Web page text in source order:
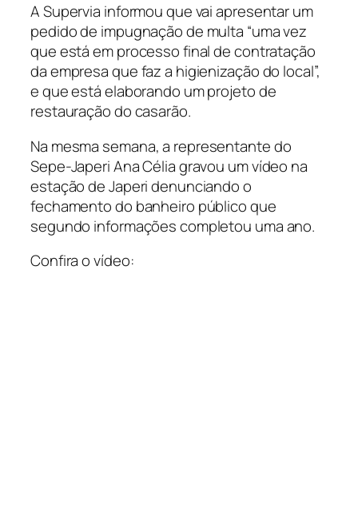
A Supervia informou que vai apresentar um
pedido de impugnação de multa “uma vez
que está em processo final de contratação
da empresa que faz a higienização do local”,
e que está elaborando um projeto de
restauração do casarão.
Na mesma semana, a representante do
Sepe-Japeri Ana Célia gravou um vídeo na
estação de Japeri denunciando o
fechamento do banheiro público que
segundo informações completou uma ano.
Confira o vídeo: